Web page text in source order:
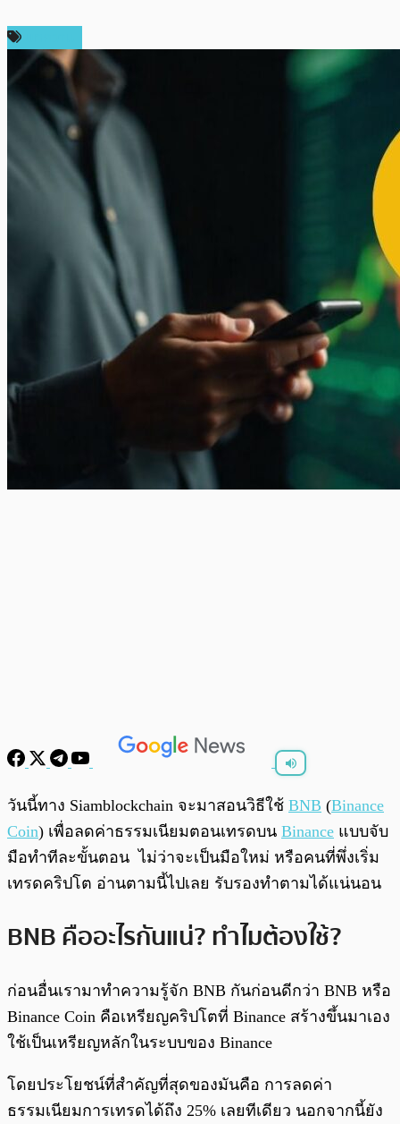
วันนี้ทาง Siamblockchain จะมาสอนวิธีใช้ BNB (Binance
Coin) เพื่อลดค่าธรรมเนียมตอนเทรดบน Binance แบบจับ
มือทำทีละขั้นตอน ไม่ว่าจะเป็นมือใหม่ หรือคนที่พึ่งเริ่ม
เทรดคริปโต อ่านตามนี้ไปเลย รับรองทำตามได้แน่นอน
BNB คืออะไรกันแน่? ทำไมต้องใช้?
ก่อนอื่นเรามาทำความรู้จัก BNB กันก่อนดีกว่า BNB หรือ
Binance Coin คือเหรียญคริปโตที่ Binance สร้างขึ้นมาเอง
ใช้เป็นเหรียญหลักในระบบของ Binance
โดยประโยชน์ที่สำคัญที่สุดของมันคือ การลดค่า
ธรรมเนียมการเทรดได้ถึง 25% เลยทีเดียว นอกจากนี้ยัง